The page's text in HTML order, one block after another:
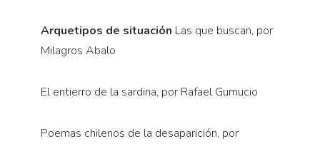
Arquetipos de situación Las que buscan, por
Milagros Abalo
El entierro de la sardina, por Rafael Gumucio
Poemas chilenos de la desaparición, por